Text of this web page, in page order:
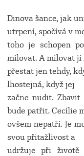
Dinova šance, jak
utrpení, spočívá v
toho je schopen
milovat. A milovat jí
přestat jen tehdy,
lhostejná, když jej
začne nudit.
bude patřit. Cecílie
ovšem nepatří. Je
svou přitažlivost a
udržuje při životě